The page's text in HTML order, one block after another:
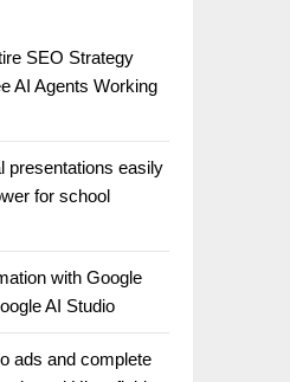
SEO Strategy
AI Agents Working
presentations easily
for school
with Google
AI Studio
ads and complete